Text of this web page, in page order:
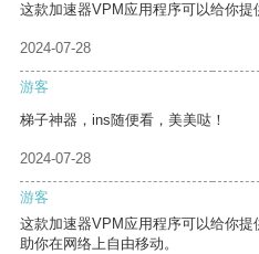
这款加速器VPM应用程序可以给你提
2024-07-28
游客
梯子神器，ins随便看，美美哒！
2024-07-28
游客
这款加速器VPM应用程序可以给你
助你在网络上自由移动。